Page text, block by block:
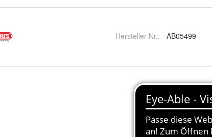
Hersteller Nr.: AB05499